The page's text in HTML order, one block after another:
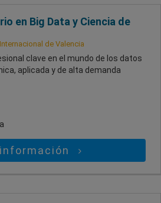
en Big Data y Ciencia de
de Valencia
clave en el mundo de los datos
aplicada y de alta demanda